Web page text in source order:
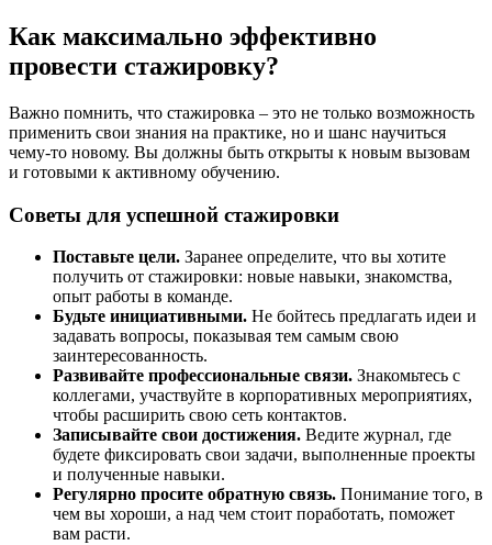
Как максимально эффективно
провести стажировку?
Важно помнить, что стажировка – это не только возможность
применить свои знания на практике, но и шанс научиться
чему-то новому. Вы должны быть открыты к новым вызовам
и готовыми к активному обучению.
Советы для успешной стажировки
Поставьте цели. Заранее определите, что вы хотите
получить от стажировки: новые навыки, знакомства,
опыт работы в команде.
Будьте инициативными. Не бойтесь предлагать идеи и
задавать вопросы, показывая тем самым свою
заинтересованность.
Развивайте профессиональные связи. Знакомьтесь с
коллегами, участвуйте в корпоративных мероприятиях,
чтобы расширить свою сеть контактов.
Записывайте свои достижения. Ведите журнал, где
будете фиксировать свои задачи, выполненные проекты
и полученные навыки.
Регулярно просите обратную связь. Понимание того, в
чем вы хороши, а над чем стоит поработать, поможет
вам расти.